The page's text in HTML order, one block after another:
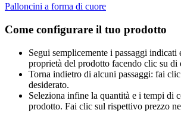
Palloncini a forma di cuore
Come configurare il tuo prodotto
Segui semplicemente i passaggi indicati
proprietà del prodotto facendo clic su di
Torna indietro di alcuni passaggi: fai
desiderato.
Seleziona infine la quantità e i tempi di
prodotto. Fai clic sul rispettivo prezzo